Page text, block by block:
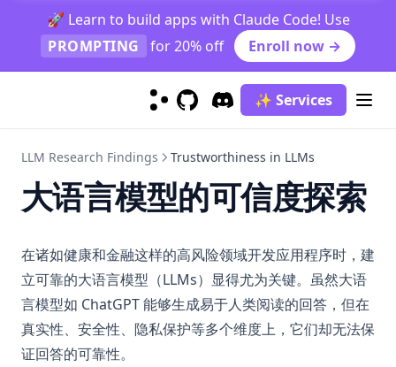
🚀 Learn to build apps with Claude Code! Use
PROMPTING
for 20% off Enroll now →
(opens in a new tab)
Discord
(opens in a new tab)
✨ Services
guides
Optimizing Prompts
OpenAI Deep Research
4o Image Generation
Context Engineering Guide
LLM Research Findings Trustworthiness in LLMs
大语言模型的可信度探索
在诸如健康和金融这样的高风险领域开发应用程序时，建
立可靠的大语言模型（LLMs）显得尤为关键。虽然大语
言模型如 ChatGPT 能够生成易于人类阅读的回答，但在
真实性、安全性、隐私保护等多个维度上，它们却无法保
证回答的可靠性。